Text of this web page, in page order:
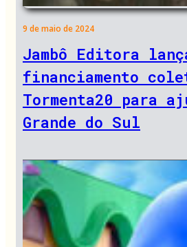
9 de maio de 2024
Jambô Editora
financiamento
Tormenta20 para
Grande do Sul